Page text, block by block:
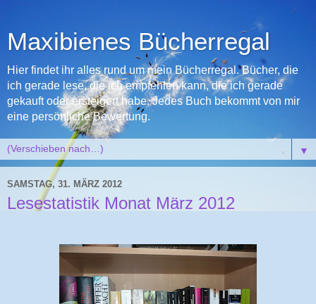
Maxibienes Bücherregal
Hier findet ihr alles rund um mein Bücherregal. Bücher, die
ich gerade lese, die ich empfehlen kann, die ich gerade
gekauft oder ersteigert habe. Jedes Buch bekommt von mir
eine persönliche Bewertung.
▼
SAMSTAG, 31. MÄRZ 2012
Lesestatistik Monat März 2012